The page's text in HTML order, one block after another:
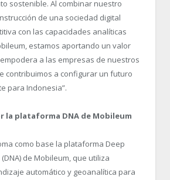
sostenible. Al combinar nuestro
de una sociedad digital
con las capacidades analíticas
estamos aportando un valor
a las empresas de nuestros
contribuimos a configurar un futuro
para Indonesia”.
la plataforma DNA de Mobileum
como base la plataforma Deep
de Mobileum, que utiliza
automático y geoanalítica para